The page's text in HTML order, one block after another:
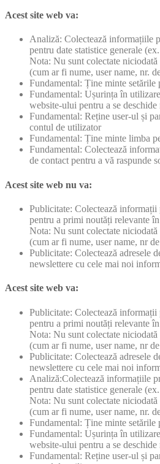
Acest site web va:
Analiză: Colectează informațiile
pentru date statistice generale
Nota: Nu sunt colectate
(cum ar fi nume, user name, nr.
Fundamental: Ține minte
Fundamental: Ușurința în
website-ului pentru a se
Fundamental: Reține user-ul și
contul de utilizator
Fundamental: Ține minte limba
Fundamental: Colectează
de contact pentru a vă raspunde
Acest site web nu va:
Publicitate: Colectează
pentru a primi noutăți relevante
Nota: Nu sunt colectate
(cum ar fi nume, user name, nr
Publicitate: Colectează adresele
newslettere cu cele mai noi
Acest site web va:
Publicitate: Colectează
pentru a primi noutăți relevante
Nota: Nu sunt colectate
(cum ar fi nume, user name, nr
Publicitate: Colectează adresele
newslettere cu cele mai noi
Analiză:Colectează informațiile
pentru date statistice generale
Nota: Nu sunt colectate
(cum ar fi nume, user name, nr.
Fundamental: Ține minte
Fundamental: Ușurința în
website-ului pentru a se deschide
Fundamental: Reține user-ul și